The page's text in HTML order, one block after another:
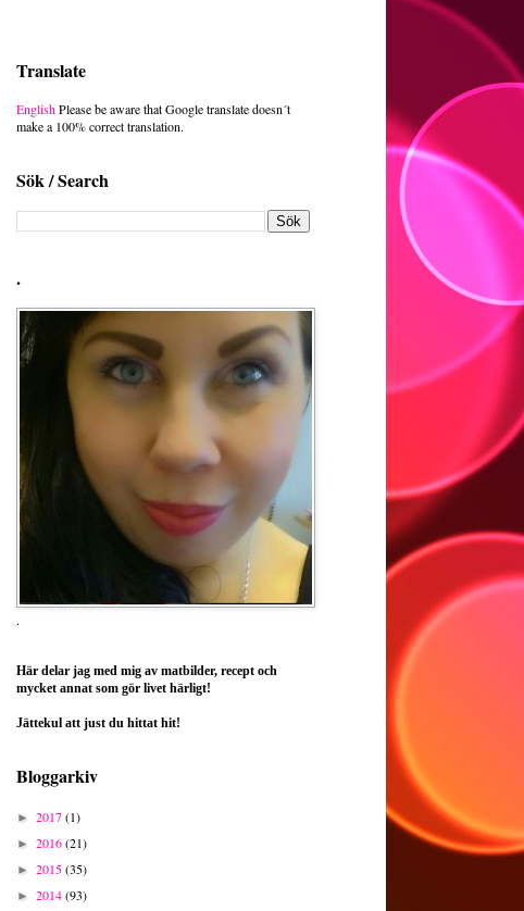
Translate
EnglishPlease be aware that Google translate doesn´t
make a 100% correct translation.
Sök / Search
.
.
Här delar jag med mig av matbilder, recept och
mycket annat som gör livet härligt!
Jättekul att just du hittat hit!
Bloggarkiv
► 2017(1)
► 2016(21)
► 2015(35)
► 2014(93)